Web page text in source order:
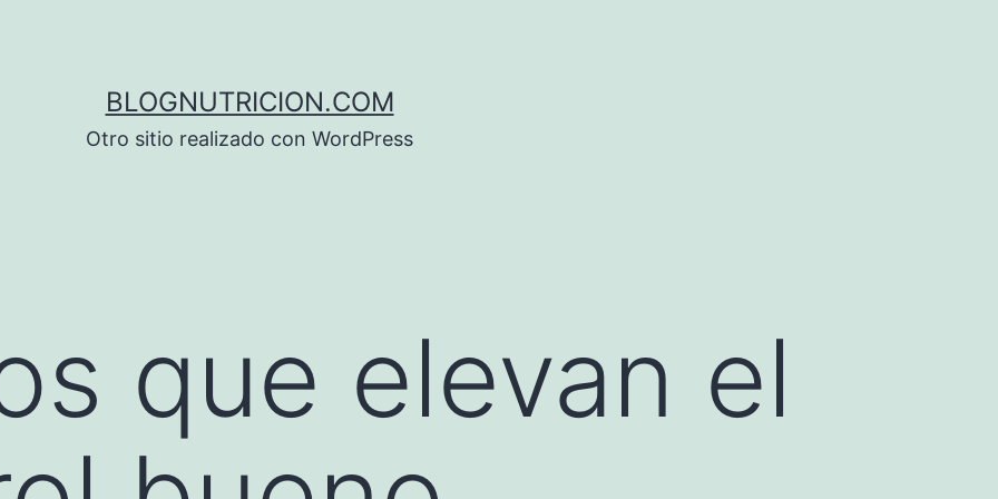
BLOGNUTRICION.COM
Otro sitio realizado con WordPress
que elevan el